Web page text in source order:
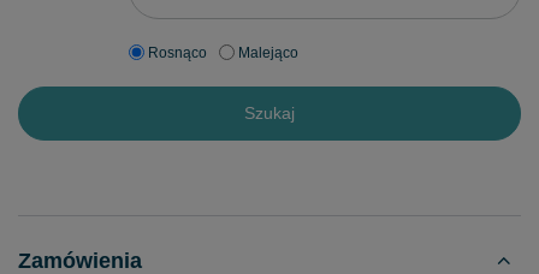
Rosnąco Malejąco
Szukaj
Zamówienia